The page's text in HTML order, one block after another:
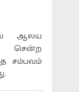
ஆலய
சென்ற
சம்பவம்